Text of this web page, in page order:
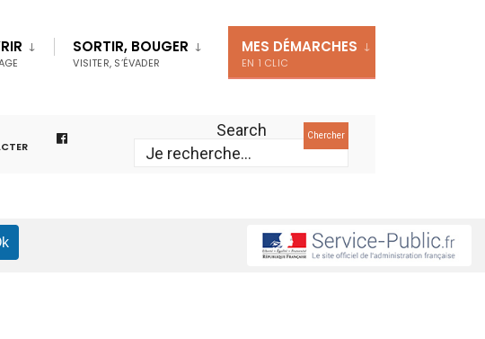
SORTIR, BOUGER
VISITER, S’ÉVADER
MES DÉMARCHES
EN 1 CLIC
Search Chercher